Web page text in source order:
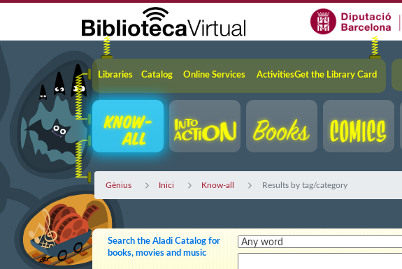
Navigation
Libraries Catalog Online Services ActivitiesGet the Library Card
Gènius Inici Know-all Results by tag/category
Search the Aladi Catalog for
books, movies and music